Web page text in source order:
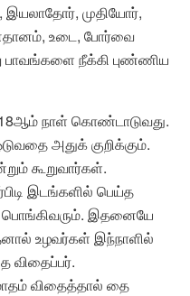
முதியோர்,
உடை, போர்வை
பாவங்களை நீக்கி புண்ணிய
18ஆம் நாள் கொண்டாடுவது.
அதுக் குறிக்கும்.
கூறுவார்கள்.
இடங்களில் பெய்த
பொங்கிவரும். இதனையே
உழவர்கள் இந்நாளில்
விதைப்பர்.
விதைத்தால் தை